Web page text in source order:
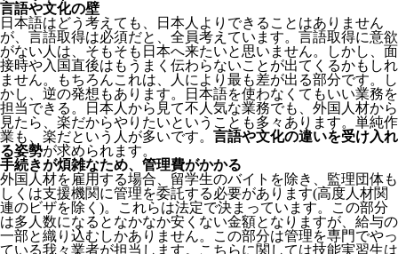
言語や文化の壁
日本語はどう考えても、日本人よりできることはありません
が、言語取得は必須だと、全員考えています。言語取得に意欲
がない人は、そもそも日本へ来たいと思いません。しかし、面
接時や入国直後はもうまく伝わらないことが出てくるかもしれ
ません。
もちろんこれは、人により最も差が出る部分です。し
かし、逆の発想もあります。日本語を使わなくてもいい業務を
担当できる。日本人から見て不人気な業務でも、外国人材から
見たら、楽だからやりたいということも多々あります。単純作
業も、楽だという人が多いです。 言語や文化の違いを受け入れ
る姿勢が求められます。
手続きが煩雑なため、管理費がかかる
外国人材を雇用する場合、留学生のバイトを除き、 監理団体も
しくは支援機関に管理を委託する必要があります(高度人材関
連のビザを除く)。これらは法定で決まっています。この部分
は多人数になるとなかなか安くない金額となりますが、給与の
一部と織り込むしかありません。この部分は管理を専門でやっ
ている我々業者が担当します。こちらに関しては技能実習生は